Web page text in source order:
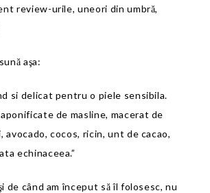
review-urile, uneori din umbră,
aşa:
si delicat pentru o piele sensibila.
de masline, macerat de
avocado, cocos, ricin, unt de cacao,
echinaceea.”
de când am început să îl folosesc, nu